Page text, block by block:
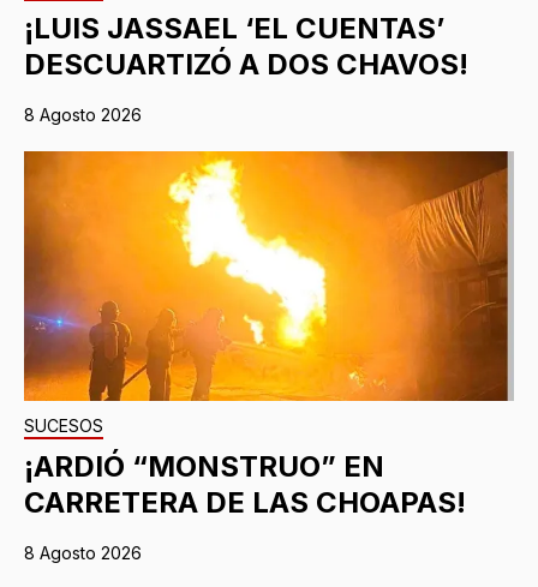
¡LUIS JASSAEL ‘EL CUENTAS’
DESCUARTIZÓ A DOS CHAVOS!
8 Agosto 2026
SUCESOS
¡ARDIÓ “MONSTRUO” EN
CARRETERA DE LAS CHOAPAS!
8 Agosto 2026